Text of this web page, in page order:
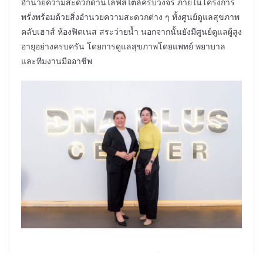
พรั่งพร้อมด้วยสิ่งอำนวยความสะดวกต่าง ๆ ทั้งศูนย์ดูแลสุขภาพ
คลับเฮาส์ ห้องฟิตเนส สระว่ายน้ำ นอกจากนั้นยังมีศูนย์ดูแลผู้สูง
อายุอย่างครบครัน โดยการดูแลสุขภาพโดยแพทย์ พยาบาล
และทีมงานมืออาชีพ